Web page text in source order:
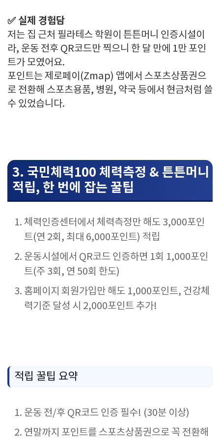
✅ 실제 경험담
저는 집 근처 필라테스 학원이 튼튼머니 인증시설이
라, 운동 전후 QR코드만 찍으니 한 달 만에 1만 포인
트가 모였어요.
포인트는 제로페이(Zmap) 앱에서 스포츠상품권으
로 전환해 스포츠용품, 병원, 약국 등에서 현금처럼 쓸
수 있었습니다.
3. 국민체력100 체력측정 & 튼튼머니
적립, 한 번에 잡는 꿀팁
체력인증센터에서 체력측정만 해도 3,000포인
트(연 2회, 최대 6,000포인트) 적립
운동시설에서 QR코드 인증하면 1회 1,000포인
트(주 3회, 연 50회 한도)
홈페이지 회원가입만 해도 1,000포인트, 건강체
력기준 달성 시 2,000포인트 추가!
적립 꿀팁 요약
운동 전/후 QR코드 인증 필수! (30분 이상)
연말까지 포인트를 스포츠상품권으로 꼭 전환해